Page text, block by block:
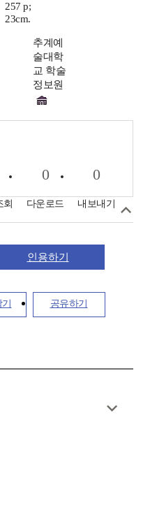
257 p;
23cm.
추계예
술대학
교 학술
정보원
회
0
다운로드
0
내보내기
인용하기
공유하기